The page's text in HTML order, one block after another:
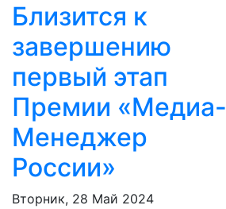
Близится к
завершению
первый этап
Премии «Медиа-
Менеджер
России»
Вторник, 28 Май 2024